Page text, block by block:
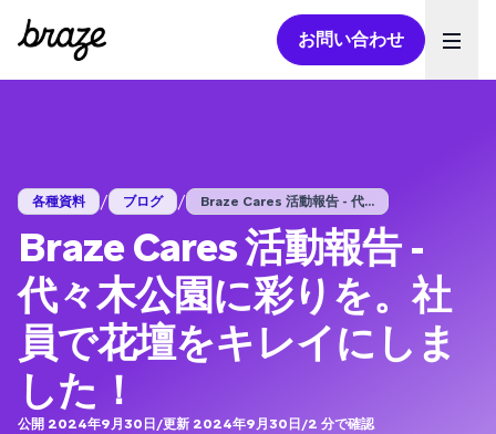
お問い合わせ
各種資料 / ブログ / Braze Cares 活動報告 - 代...
Braze Cares 活動報告 -
代々木公園に彩りを。社
員で花壇をキレイにしま
した！
公開 2024年9月30日/更新 2024年9月30日/2 分で確認